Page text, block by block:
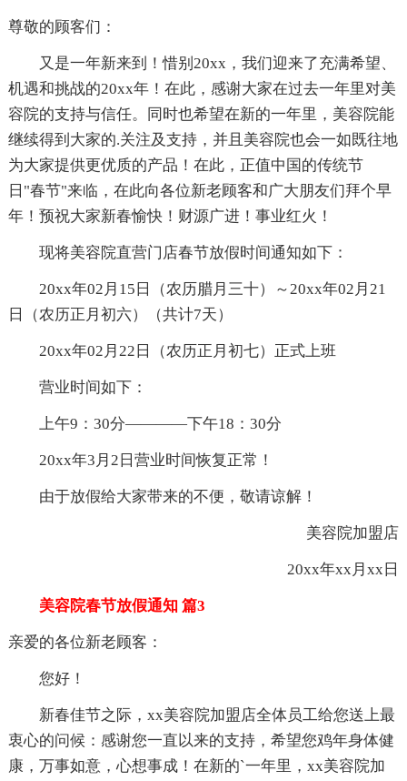
尊敬的顾客们：
又是一年新来到！惜别20xx，我们迎来了充满希望、
机遇和挑战的20xx年！在此，感谢大家在过去一年里对美
容院的支持与信任。同时也希望在新的一年里，美容院能
继续得到大家的.关注及支持，并且美容院也会一如既往地
为大家提供更优质的产品！在此，正值中国的传统节
日"春节"来临，在此向各位新老顾客和广大朋友们拜个早
年！预祝大家新春愉快！财源广进！事业红火！
现将美容院直营门店春节放假时间通知如下：
20xx年02月15日（农历腊月三十）～20xx年02月21
日（农历正月初六）（共计7天）
20xx年02月22日（农历正月初七）正式上班
营业时间如下：
上午9：30分————下午18：30分
20xx年3月2日营业时间恢复正常！
由于放假给大家带来的不便，敬请谅解！
美容院加盟店
20xx年xx月xx日
美容院春节放假通知 篇3
亲爱的各位新老顾客：
您好！
新春佳节之际，xx美容院加盟店全体员工给您送上最
衷心的问候：感谢您一直以来的支持，希望您鸡年身体健
康，万事如意，心想事成！在新的`一年里，xx美容院加